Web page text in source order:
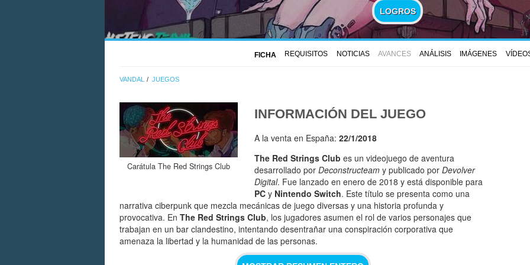
LOGROS
FICHA REQUISITOS NOTICIAS AVANCES ANÁLISIS IMÁGENES
VANDAL JUEGOS
Carátula The Red Strings Club
INFORMACIÓN DEL JUEGO
A la venta en España: 22/1/2018
The Red Strings Club es un videojuego de aventura
desarrollado por Deconstructeam y publicado por Devolver
Digital. Fue lanzado en enero de 2018 y está disponible para
PC y Nintendo Switch. Este título se presenta como una
narrativa ciberpunk que mezcla mecánicas de juego diversas y una historia profunda y
provocativa. En The Red Strings Club, los jugadores asumen el rol de varios personajes que
trabajan en un bar clandestino, intentando desentrañar una conspiración corporativa que
amenaza la libertad y la humanidad de las personas.